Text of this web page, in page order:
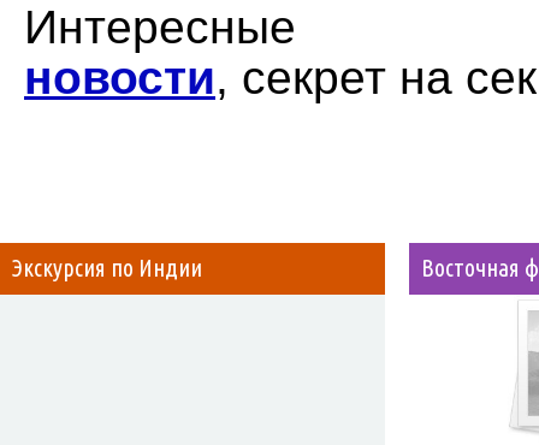
Интересные
новости, секрет на
Экскурсия по Индии Восточная